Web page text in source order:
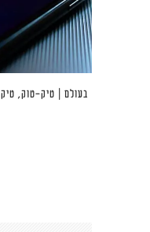
בעולם | טיק-טוק,